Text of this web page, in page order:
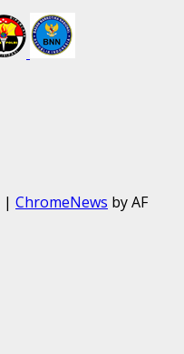
| ChromeNews by AF